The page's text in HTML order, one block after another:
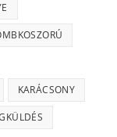
KARÁCSONY